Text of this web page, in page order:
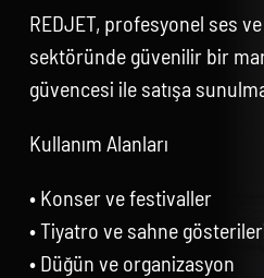
REDJET, profesyonel ses
sektöründe güvenilir bir
güvencesi ile satışa
Kullanım Alanları
• Konser ve festivaller
• Tiyatro ve sahne
• Düğün ve organizasyon